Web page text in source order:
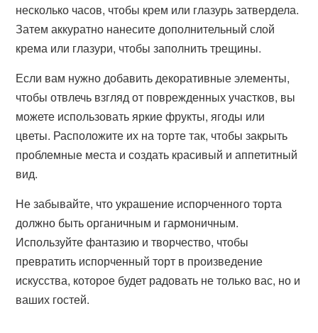
несколько часов, чтобы крем или глазурь затвердела.
Затем аккуратно нанесите дополнительный слой
крема или глазури, чтобы заполнить трещины.
Если вам нужно добавить декоративные элементы,
чтобы отвлечь взгляд от поврежденных участков, вы
можете использовать яркие фрукты, ягоды или
цветы. Расположите их на торте так, чтобы закрыть
проблемные места и создать красивый и аппетитный
вид.
Не забывайте, что украшение испорченного торта
должно быть органичным и гармоничным.
Используйте фантазию и творчество, чтобы
превратить испорченный торт в произведение
искусства, которое будет радовать не только вас, но и
ваших гостей.